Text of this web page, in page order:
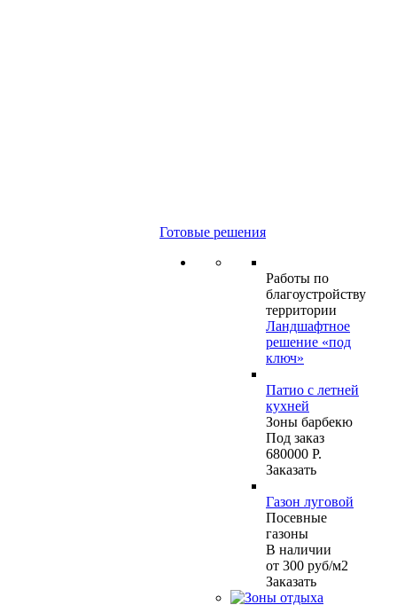
Готовые решения
Работы по
благоустройству
территории
Ландшафтное
решение «под
ключ»
Патио с летней
кухней
Зоны барбекю
Под заказ
680000 Р.
Заказать
Газон луговой
Посевные
газоны
В наличии
от 300 руб/м2
Заказать